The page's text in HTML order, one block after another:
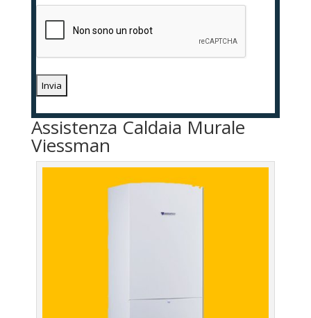
Assistenza Caldaia Murale
Viessman